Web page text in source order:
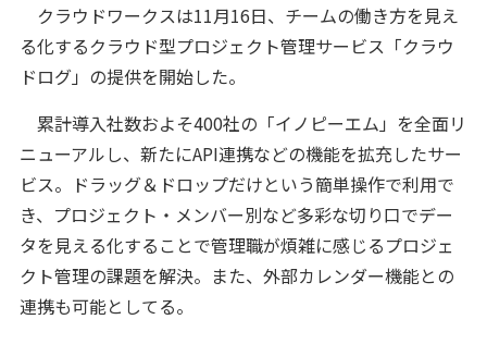
クラウドワークスは11月16日、チームの働き方を見え
る化するクラウド型プロジェクト管理サービス「クラウ
ドログ」の提供を開始した。
累計導入社数およそ400社の「イノピーエム」を全面リ
ニューアルし、新たにAPI連携などの機能を拡充したサー
ビス。ドラッグ＆ドロップだけという簡単操作で利用で
き、プロジェクト・メンバー別など多彩な切り口でデー
タを見える化することで管理職が煩雑に感じるプロジェ
クト管理の課題を解決。また、外部カレンダー機能との
連携も可能としてる。